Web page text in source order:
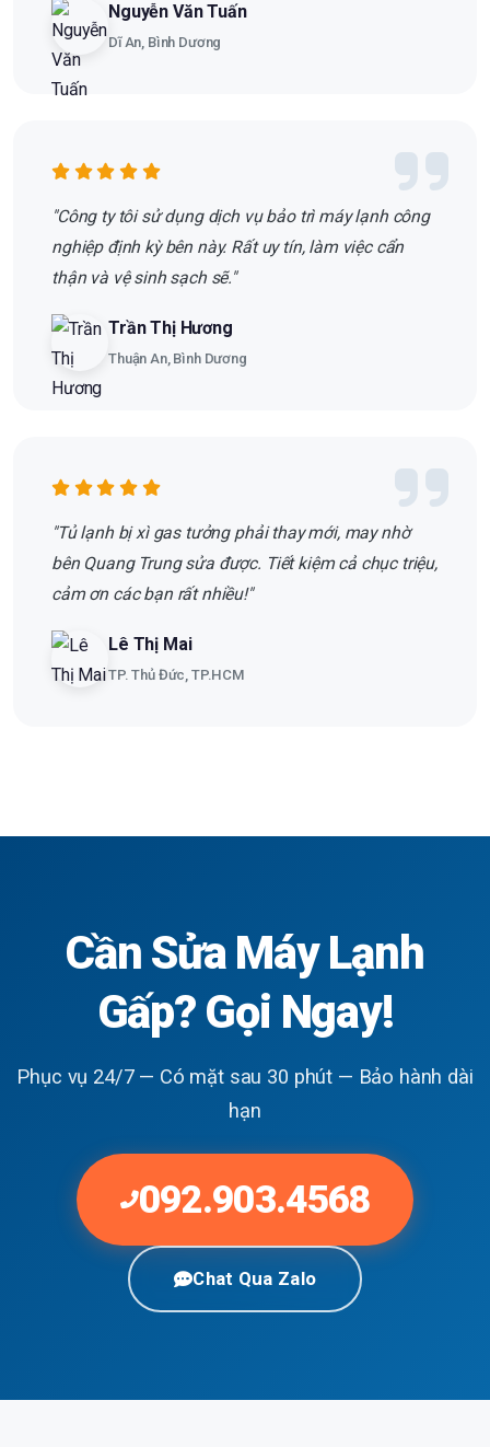
Nguyễn Văn Tuấn
Dĩ An, Bình Dương
"Công ty tôi sử dụng dịch vụ bảo trì máy lạnh công
nghiệp định kỳ bên này. Rất uy tín, làm việc cẩn
thận và vệ sinh sạch sẽ."
Trần Thị Hương
Thuận An, Bình Dương
"Tủ lạnh bị xì gas tưởng phải thay mới, may nhờ
bên Quang Trung sửa được. Tiết kiệm cả chục triệu,
cảm ơn các bạn rất nhiều!"
Lê Thị Mai
TP. Thủ Đức, TP.HCM
Cần Sửa Máy Lạnh
Gấp? Gọi Ngay!
Phục vụ 24/7 — Có mặt sau 30 phút — Bảo hành dài
hạn
092.903.4568
Chat Qua Zalo